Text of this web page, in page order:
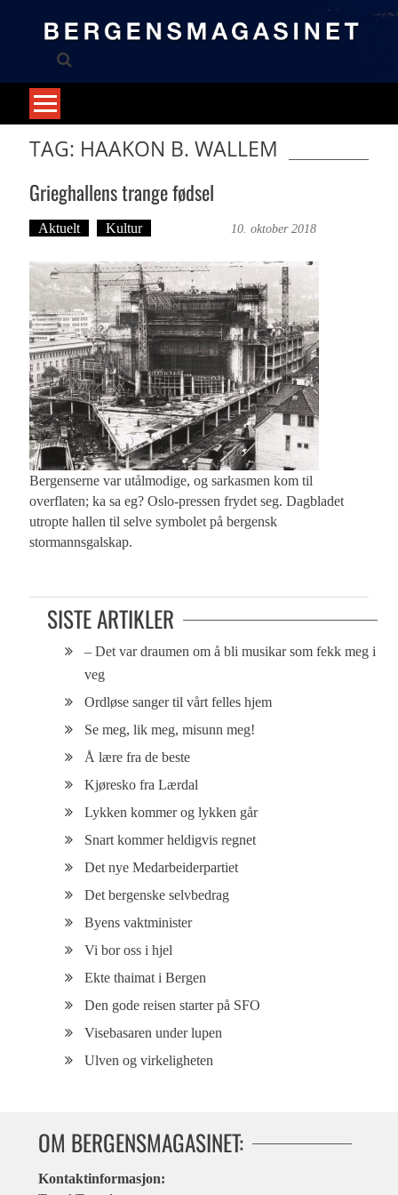
TAG: HAAKON B. WALLEM
Grieghallens trange fødsel
Aktuelt Kultur 10. oktober 2018
Bergenserne var utålmodige, og sarkasmen kom til
overflaten; ka sa eg? Oslo-pressen frydet seg. Dagbladet
utropte hallen til selve symbolet på bergensk
stormannsgalskap.
SISTE ARTIKLER
– Det var draumen om å bli musikar som fekk meg i
veg
Ordløse sanger til vårt felles hjem
Se meg, lik meg, misunn meg!
Å lære fra de beste
Kjøresko fra Lærdal
Lykken kommer og lykken går
Snart kommer heldigvis regnet
Det nye Medarbeiderpartiet
Det bergenske selvbedrag
Byens vaktminister
Vi bor oss i hjel
Ekte thaimat i Bergen
Den gode reisen starter på SFO
Visebasaren under lupen
Ulven og virkeligheten
OM BERGENSMAGASINET:
Kontaktinformasjon: